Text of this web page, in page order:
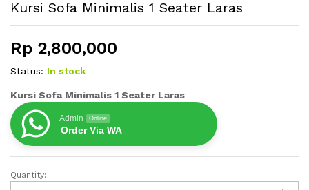
Kursi Sofa Minimalis 1 Seater Laras
Rp 2,800,000
Status: In stock
Kursi Sofa Minimalis 1 Seater Laras
Admin Online
Order Via WA
Kursi
Quantity: